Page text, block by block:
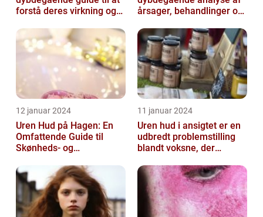
forstå deres virkning og
årsager, behandlinger og
12 januar 2024
Uren Hud på Hagen: En
Omfattende Guide til
Skønheds- og
11 januar 2024
Uren hud i ansigtet er en
udbredt problemstilling
blandt voksne, der
kvinder...